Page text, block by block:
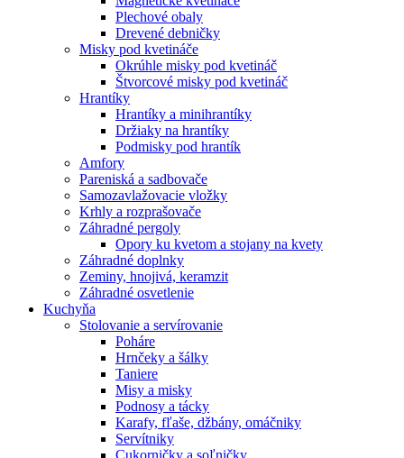
Plechové obaly
Drevené debničky
Misky pod kvetináče
Okrúhle misky pod kvetináč
Štvorcové misky pod kvetináč
Hrantíky
Hrantíky a minihrantíky
Držiaky na hrantíky
Podmisky pod hrantík
Amfory
Pareniská a sadbovače
Samozavlažovacie vložky
Krhly a rozprašovače
Záhradné pergoly
Opory ku kvetom a stojany na kvety
Záhradné doplnky
Zeminy, hnojivá, keramzit
Záhradné osvetlenie
Kuchyňa
Stolovanie a servírovanie
Poháre
Hrnčeky a šálky
Taniere
Misy a misky
Podnosy a tácky
Karafy, fľaše, džbány, omáčniky
Servítniky
Cukorničky a soľničky